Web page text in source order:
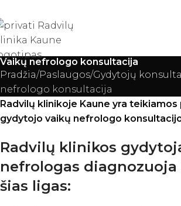
Vaikų nefrologo konsultacija
Pradžia Paslaugos Gydytojų
nefrologo konsultacija
Radvilų klinikoje Kaune yra teikiamos
gydytojo vaikų nefrologo
Radvilų klinikos
nefrologas
šias ligas: